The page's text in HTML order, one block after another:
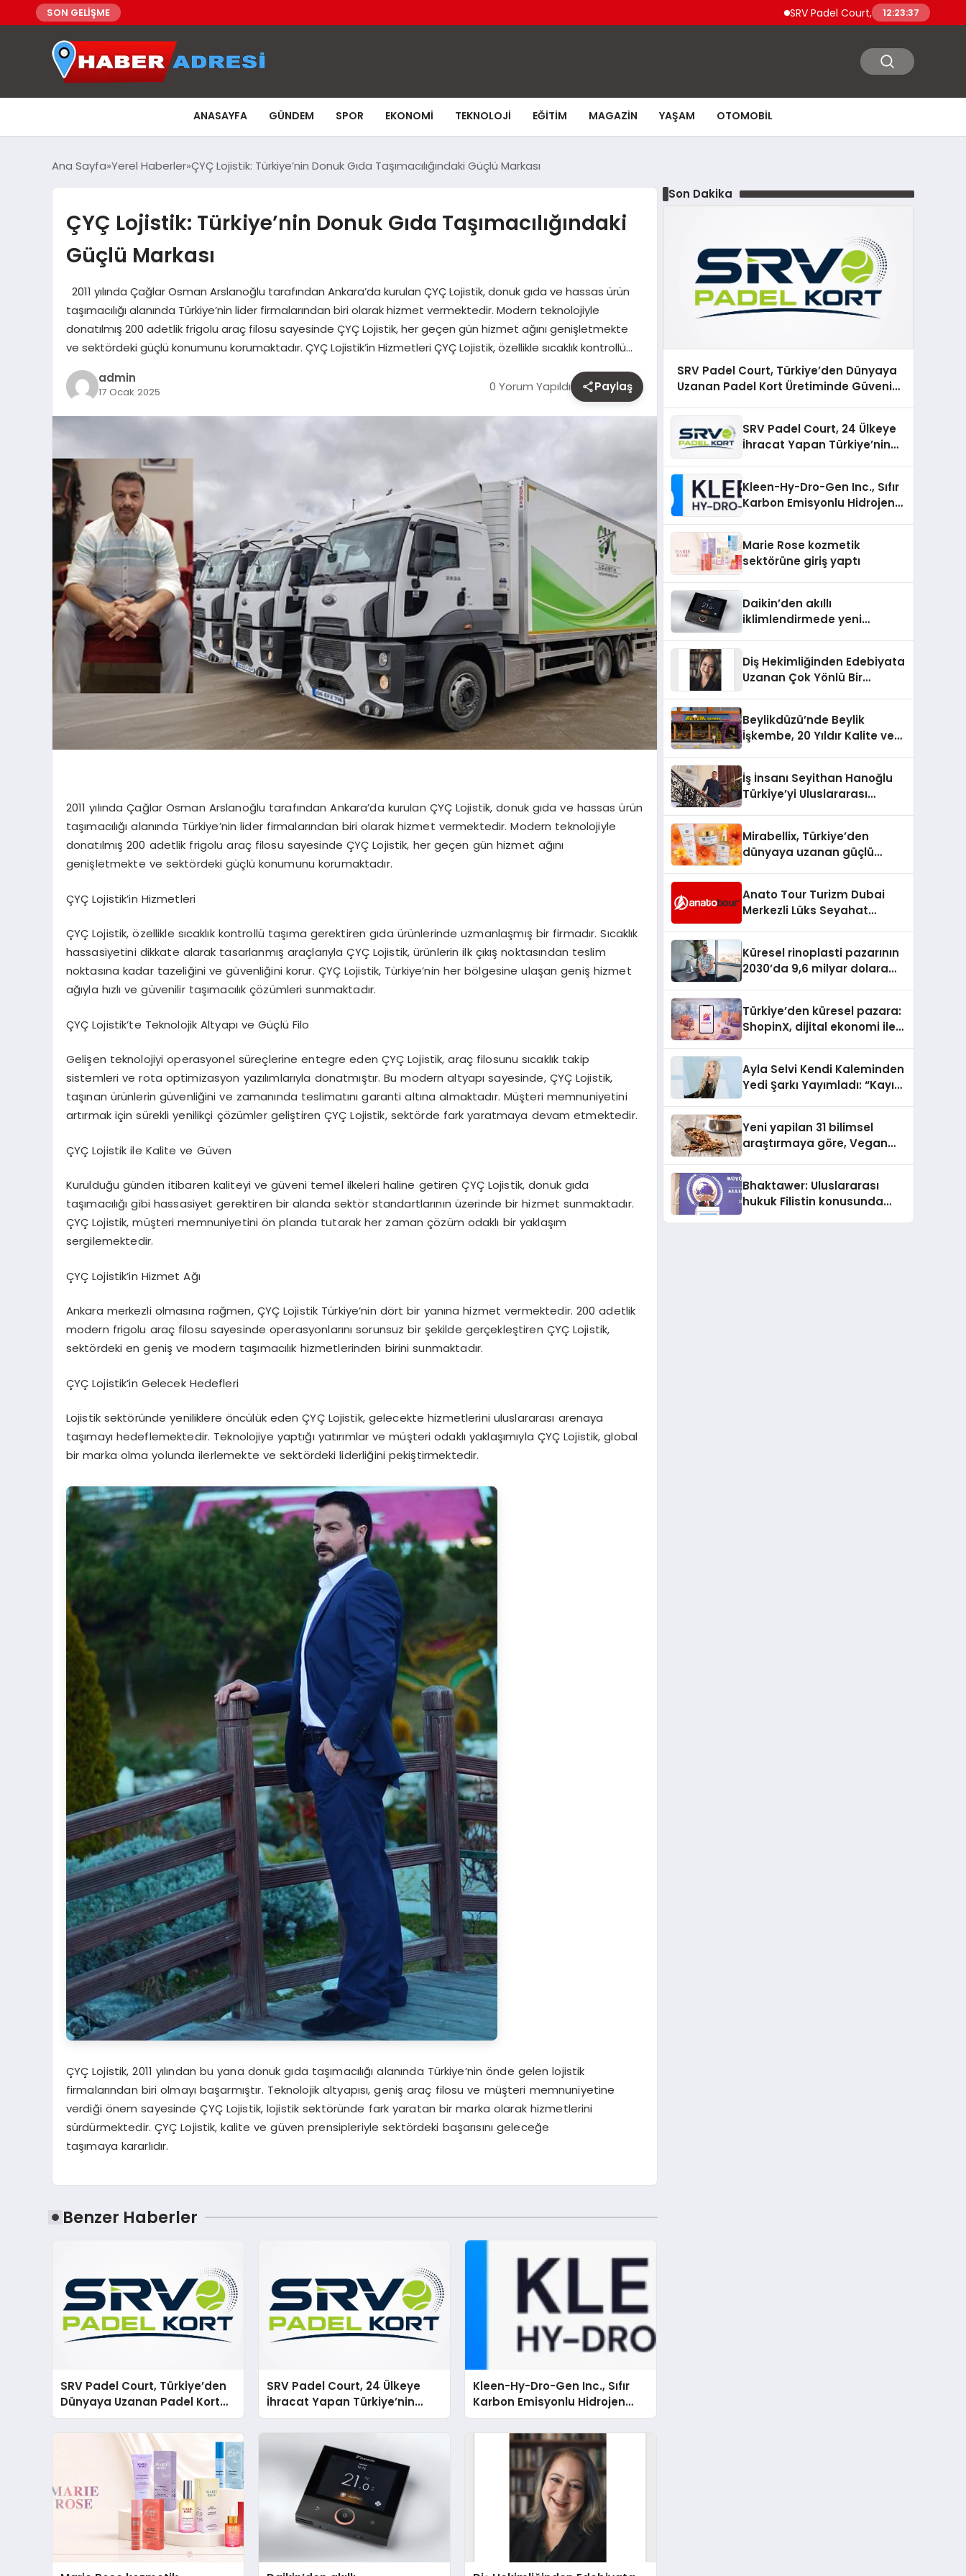
SON GELİŞME SRV Padel Court, Türkiye’den Dünyaya
12:23:38
ANASAYFA GÜNDEM SPOR EKONOMI TEKNOLOJI EĞITIM MAGAZIN YAŞAM OTOMOBIL
Ana Sayfa Yerel Haberler ÇYÇ Lojistik: Türkiye’nin Donuk Gıda Taşımacılığındaki Güçlü Markası
ÇYÇ Lojistik: Türkiye’nin Donuk Gıda Taşımacılığındaki
Güçlü Markası
2011 yılında Çağlar Osman Arslanoğlu tarafından Ankara’da kurulan ÇYÇ Lojistik, donuk gıda ve hassas ürün
taşımacılığı alanında Türkiye’nin lider firmalarından biri olarak hizmet vermektedir. Modern teknolojiyle
donatılmış 200 adetlik frigolu araç filosu sayesinde ÇYÇ Lojistik, her geçen gün hizmet ağını genişletmekte
ve sektördeki güçlü konumunu korumaktadır. ÇYÇ Lojistik’in Hizmetleri ÇYÇ Lojistik, özellikle sıcaklık kontrollü…
admin
17 Ocak 2025 0 Yorum Yapıldı Paylaş
2011 yılında Çağlar Osman Arslanoğlu tarafından Ankara’da kurulan ÇYÇ Lojistik, donuk gıda ve hassas ürün
taşımacılığı alanında Türkiye’nin lider firmalarından biri olarak hizmet vermektedir. Modern teknolojiyle
donatılmış 200 adetlik frigolu araç filosu sayesinde ÇYÇ Lojistik, her geçen gün hizmet ağını
genişletmekte ve sektördeki güçlü konumunu korumaktadır.
ÇYÇ Lojistik’in Hizmetleri
ÇYÇ Lojistik, özellikle sıcaklık kontrollü taşıma gerektiren gıda ürünlerinde uzmanlaşmış bir firmadır. Sıcaklık
hassasiyetini dikkate alarak tasarlanmış araçlarıyla ÇYÇ Lojistik, ürünlerin ilk çıkış noktasından teslim
noktasına kadar tazeliğini ve güvenliğini korur. ÇYÇ Lojistik, Türkiye’nin her bölgesine ulaşan geniş hizmet
ağıyla hızlı ve güvenilir taşımacılık çözümleri sunmaktadır.
ÇYÇ Lojistik’te Teknolojik Altyapı ve Güçlü Filo
Gelişen teknolojiyi operasyonel süreçlerine entegre eden ÇYÇ Lojistik, araç filosunu sıcaklık takip
sistemleri ve rota optimizasyon yazılımlarıyla donatmıştır. Bu modern altyapı sayesinde, ÇYÇ Lojistik,
taşınan ürünlerin güvenliğini ve zamanında teslimatını garanti altına almaktadır. Müşteri memnuniyetini
artırmak için sürekli yenilikçi çözümler geliştiren ÇYÇ Lojistik, sektörde fark yaratmaya devam etmektedir.
ÇYÇ Lojistik ile Kalite ve Güven
Kurulduğu günden itibaren kaliteyi ve güveni temel ilkeleri haline getiren ÇYÇ Lojistik, donuk gıda
taşımacılığı gibi hassasiyet gerektiren bir alanda sektör standartlarının üzerinde bir hizmet sunmaktadır.
ÇYÇ Lojistik, müşteri memnuniyetini ön planda tutarak her zaman çözüm odaklı bir yaklaşım
sergilemektedir.
ÇYÇ Lojistik’in Hizmet Ağı
Ankara merkezli olmasına rağmen, ÇYÇ Lojistik Türkiye’nin dört bir yanına hizmet vermektedir. 200 adetlik
modern frigolu araç filosu sayesinde operasyonlarını sorunsuz bir şekilde gerçekleştiren ÇYÇ Lojistik,
sektördeki en geniş ve modern taşımacılık hizmetlerinden birini sunmaktadır.
ÇYÇ Lojistik’in Gelecek Hedefleri
Lojistik sektöründe yeniliklere öncülük eden ÇYÇ Lojistik, gelecekte hizmetlerini uluslararası arenaya
taşımayı hedeflemektedir. Teknolojiye yaptığı yatırımlar ve müşteri odaklı yaklaşımıyla ÇYÇ Lojistik, global
bir marka olma yolunda ilerlemekte ve sektördeki liderliğini pekiştirmektedir.
ÇYÇ Lojistik, 2011 yılından bu yana donuk gıda taşımacılığı alanında Türkiye’nin önde gelen lojistik
firmalarından biri olmayı başarmıştır. Teknolojik altyapısı, geniş araç filosu ve müşteri memnuniyetine
verdiği önem sayesinde ÇYÇ Lojistik, lojistik sektöründe fark yaratan bir marka olarak hizmetlerini
sürdürmektedir. ÇYÇ Lojistik, kalite ve güven prensipleriyle sektördeki başarısını geleceğe
taşımaya kararlıdır.
Benzer Haberler
SRV Padel Court, Türkiye’den
Dünyaya Uzanan Padel Kort
Üretiminde Güvenin Adresi
SRV Padel Court, 24 Ülkeye
İhracat Yapan Türkiye’nin
Padel Kortu Üretim Gücü
Kleen-Hy-Dro-Gen Inc., Sıfır
Karbon Emisyonlu Hidrojen
Isıtma Teknolojisinde ISO ve
TSSA Düzenleyici Onaylarını
Son Dakika
SRV Padel Court, Türkiye’den Dünyaya
Uzanan Padel Kort Üretiminde Güvenin
SRV Padel Court, 24 Ülkeye
İhracat Yapan Türkiye’nin
Kleen-Hy-Dro-Gen Inc., Sıfır
Karbon Emisyonlu Hidrojen
Aldı
Marie Rose kozmetik
sektörüne giriş yaptı
Daikin’den akıllı
iklimlendirmede yeni
Diş Hekimliğinden Edebiyata
Uzanan Çok Yönlü Bir
Beylikdüzü’nde Beylik
İşkembe, 20 Yıldır Kalite ve
İş İnsanı Seyithan Hanoğlu
Türkiye’yi Uluslararası
Mirabellix, Türkiye’den
dünyaya uzanan güçlü
Anato Tour Turizm Dubai
Merkezli Lüks Seyahat
Küresel rinoplasti pazarının
2030’da 9,6 milyar dolara
Türkiye’den küresel pazara:
ShopinX, dijital ekonomi ile
Ayla Selvi Kendi Kaleminden
Yedi Şarkı Yayımladı: “Kayıp
Yeni yapilan 31 bilimsel
araştırmaya göre, Vegan
Sindirildiğini Ortaya Koydu
Bhaktawer: Uluslararası
hukuk Filistin konusunda